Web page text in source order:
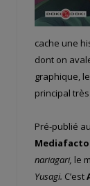
cache une
dont on
graphique,
principal
Pré-publié
nariagari, le
Yusagi. C’est